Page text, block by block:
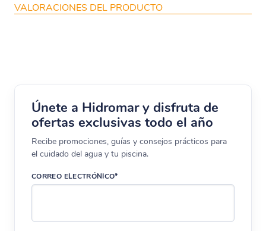
VALORACIONES DEL PRODUCTO
Únete a Hidromar y disfruta de
ofertas exclusivas todo el año
Recibe promociones, guías y consejos prácticos para
el cuidado del agua y tu piscina.
CORREO ELECTRÓNICO*